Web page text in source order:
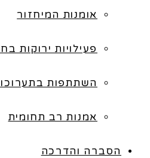
אומנות המיחזור
פעילויות ירוקות
השתתפות
אמנות רב תחומית
הסברה והדרכה